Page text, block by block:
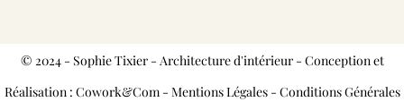
© 2024 - Sophie Tixier - Architecture d'intérieur - Conception et
Réalisation : Cowork&Com - Mentions Légales- Conditions Générales